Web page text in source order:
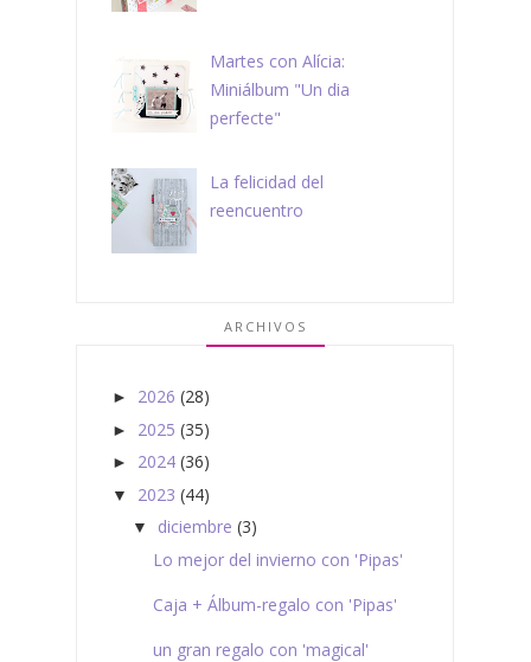
Martes con Alícia:
Miniálbum "Un dia
perfecte"
La felicidad del
reencuentro
ARCHIVOS
► 2026 (28)
► 2025 (35)
► 2024 (36)
▼ 2023 (44)
▼ diciembre (3)
Lo mejor del invierno con 'Pipas'
Caja + Álbum-regalo con 'Pipas'
un gran regalo con 'magical'